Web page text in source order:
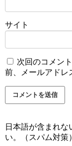
サイト
次回のコメン
前、メールアドレ
日本語が含まれな
い。（スパム対策）